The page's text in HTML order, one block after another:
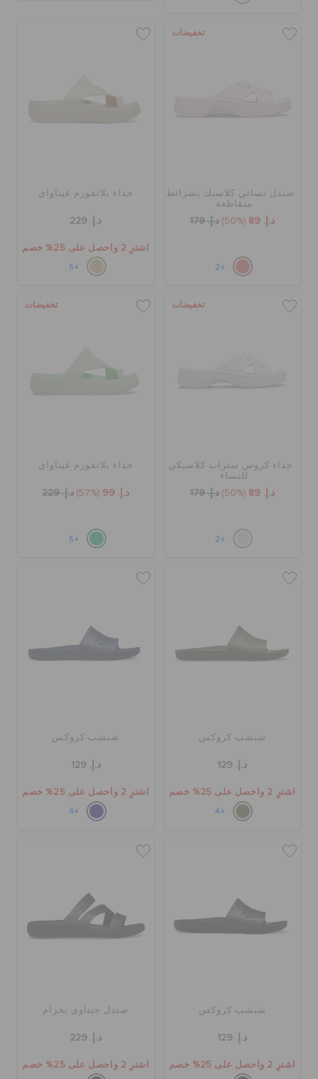
تخفيضات
صندل نسائي كلاسيك بشرائط
متقاطعة
د.إ. 89 (50%) د.إ. 179
+2
حذاء بلاتفورم غيتاواي
د.إ. 229
اشترِ 2 واحصل على 25% خصم
+5
تخفيضات
حذاء كروس ستراب كلاسيكي
للنساء
د.إ. 89 (50%) د.إ. 179
+2
تخفيضات
حذاء بلاتفورم غيتاواي
د.إ. 99 (57%) د.إ. 229
+5
شبشب كروكس
د.إ. 129
اشترِ 2 واحصل على 25% خصم
+4
شبشب كروكس
د.إ. 129
اشترِ 2 واحصل على 25% خصم
+4
شبشب كروكس
د.إ. 129
اشترِ 2 واحصل على 25% خصم
صندل جبتاوي بحزام
د.إ. 229
اشترِ 2 واحصل على 25% خصم